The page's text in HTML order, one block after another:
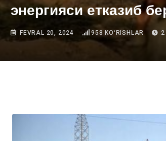
энергияси етказиб
FEVRAL 20, 2024 958 KOʻRISHLAR 2